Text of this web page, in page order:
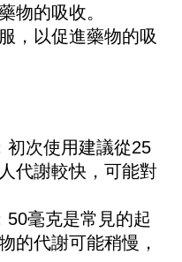
物的吸收。
，以促進藥物的吸
初次使用建議從25
代謝較快，可能對
50毫克是常見的起
的代謝可能稍慢，